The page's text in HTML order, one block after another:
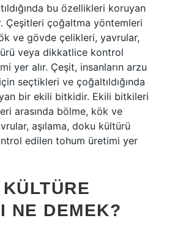
bu özellikleri koruyan
Çeşitleri çoğaltma yöntemleri
ve gövde çelikleri, yavrular,
veya dikkatlice kontrol
yer alır. Çeşit, insanların arzu
seçtikleri ve çoğaltıldığında
bir ekili bitkidir. Ekili bitkileri
arasında bölme, kök ve
aşılama, doku kültürü
edilen tohum üretimi yer
NE DEMEK?